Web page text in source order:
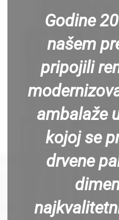
Godine
našem
pripojili
ambalaže
kojoj se
drvene